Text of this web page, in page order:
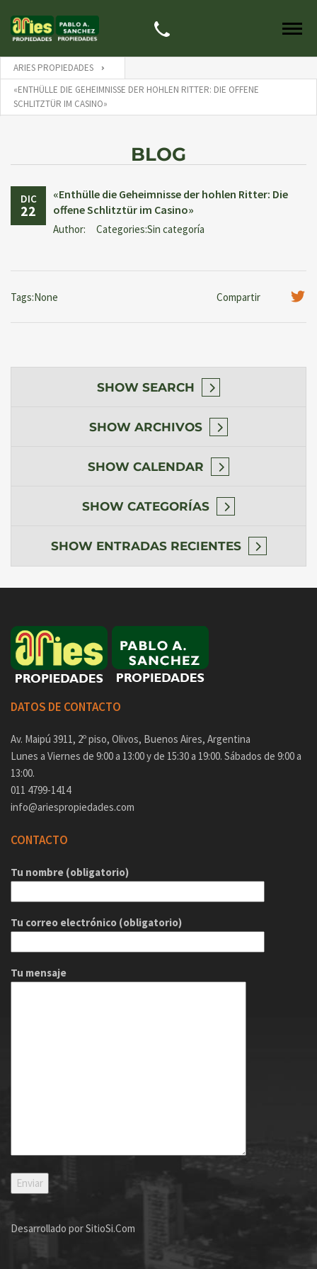
ARIES PROPIEDADES
«ENTHÜLLE DIE GEHEIMNISSE DER HOHLEN RITTER: DIE OFFENE
SCHLITZTÜR IM CASINO»
BLOG
DIC
22
«Enthülle die Geheimnisse der hohlen Ritter: Die
offene Schlitztür im Casino»
Author: Categories:Sin categoría
Compartir
Tags:None
SHOW SEARCH
SHOW ARCHIVOS
SHOW CALENDAR
SHOW CATEGORÍAS
SHOW ENTRADAS RECIENTES
DATOS DE CONTACTO
Av. Maipú 3911, 2º piso, Olivos, Buenos Aires, Argentina
Lunes a Viernes de 9:00 a 13:00 y de 15:30 a 19:00. Sábados de 9:00 a
13:00.
011 4799-1414
info@ariespropiedades.com
CONTACTO
Tu nombre (obligatorio)
Tu correo electrónico (obligatorio)
Tu mensaje
Desarrollado porSitioSi.Com